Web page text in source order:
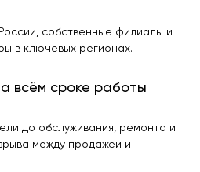
собственные филиалы и
в ключевых регионах.
всём сроке работы
до обслуживания, ремонта и
между продажей и